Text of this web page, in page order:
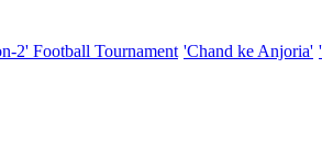
2' Football Tournament 'Chand ke Anjoria'